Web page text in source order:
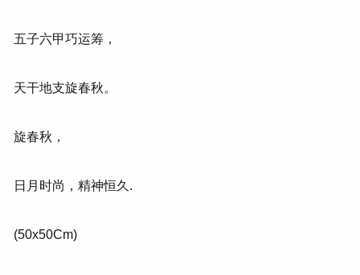
五子六甲巧运筹，
天干地支旋春秋。
旋春秋，
日月时尚，精神恒久.
(50x50Cm)